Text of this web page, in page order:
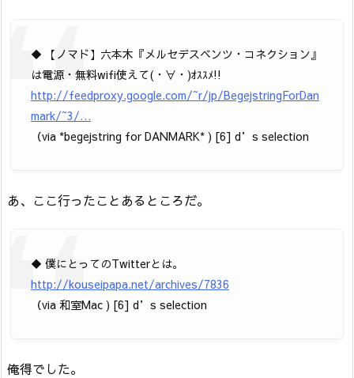
◆ 【ノマド】六本木『メルセデスベンツ・コネクション』
は電源・無料wifi使えて(・∀・)ｵｽｽﾒ!!
http://feedproxy.google.com/~r/jp/BegejstringForDan
mark/~3/…
（via *begejstring for DANMARK* ) [6] d’s selection
あ、ここ行ったことあるところだ。
◆ 僕にとってのTwitterとは。
http://kouseipapa.net/archives/7836
（via 和室Mac ) [6] d’s selection
俺得でした。